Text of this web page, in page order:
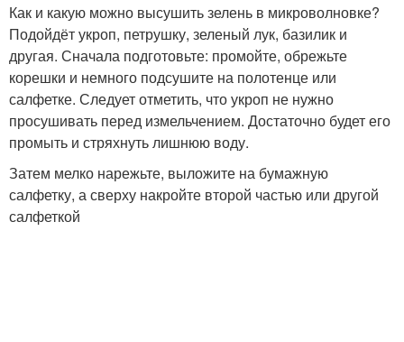
Как и какую можно высушить зелень в микроволновке?
Подойдёт укроп, петрушку, зеленый лук, базилик и
другая. Сначала подготовьте: промойте, обрежьте
корешки и немного подсушите на полотенце или
салфетке. Следует отметить, что укроп не нужно
просушивать перед измельчением. Достаточно будет его
промыть и стряхнуть лишнюю воду.
Затем мелко нарежьте, выложите на бумажную
салфетку, а сверху накройте второй частью или другой
салфеткой